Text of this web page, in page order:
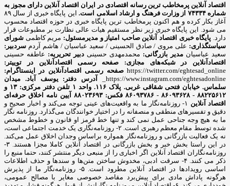
اقتصاد آنلاین پرمخاطب ترین رسانه اقتصادی در ایران اقتصاد آنلاین دارای مجوز به
شماره ۷۴۳۳۴ از وزارت فرهنگ و ارشاد اسلامی است.
این پایگاه خبری از سال ۸۹
آغاز بکار کرده و هم اکنون پرمخاطب ترین پایگاه خبری در حوزه اقتصاد محسوب
می شود. این پایگاه خبری زیر نظر مستقیم هیات عالی نظارت بر مطبوعات قرار
دارد. پایگاه خبری اقتصاد آنلاین صاحب امتیاز و مدیرمسئول: مریم کاظمی شورای
سیاستگذاری: علی مروی / صادق الحسینی / سعید عباسیان / هاشم آردم سردبیر:
سعید عباسیان مدیر بازرگانی: محمدمهدی حسینی دبیر تحریریه: عاطفه حسینی
اقتصادآنلاین در شبکه‌های مجازی:
صفحه رسمی اقتصادآنلاین در توییتر:
https://twitter.com/eghtesad_online صفحه رسمی اقتصادآنلاین در اینستاگرام:
https://www.instagram.com/eghtesadonline_
آدرس دفتر: یوسف آباد. میدان
سلماس. خیابان فتحی شقاقی غربی. پلاک ۱۱۶. واحد ۱
تلفن دفتر مرکزی: ۱۳ و
۸۸۲۲۵۶۱۲ - ۸۶۰۹۳۶۲۸ - ۸۶۰۹۳۷۸۶ فکس: ۸۸۰۲۳۶۹۳
آیین نامه اخلاق حرفه‌ای
اقتصاد آنلاین
۱- روزنامه‌نگار ما به واقعیت‌های عینی توجه می‌کند و اخبار صحیح و
دقیق و تفسیرهای منطقی و منصفانه را در اختیار خوانندگان می‌گذارد. روزنامه نگار
ما به هیچ وجه جناحی عمل نمی کند و تنها خط قرمز او قانون و خطوط مشخص
شده توسط مقام معظم رهبری است. ۲- روزنامه‌نگاری یک خدمت اجتماعی است،
نه یک فعالیت بازرگانی و روزنامه‌نگار همواره براساس وجدان اخلاق عمل می‌کند.
در این راستا بخش خبر و بخش بازرگانی در اقتصاد آنلاین کاملا مجزا هستند. ۳-
روزنامه‌نگاران اقتصاد آنلاین اگر اخباری را از منبعی دیگر منتشر کنند، حتما منبع را
ذکر می کنند. ۴- سرقت ادبی، مخدوش ساختن متن‌ها و سندها و حذف اطلاعات
اساسی رویدادها در اقتصاد آنلاین مطرود است. ۵- روزنامه‌نگار ما از پذیرش
هرگونه پاداش مادی برای پیش‌برد مقاصد خصوصی مغایر با مصالح عمومی،